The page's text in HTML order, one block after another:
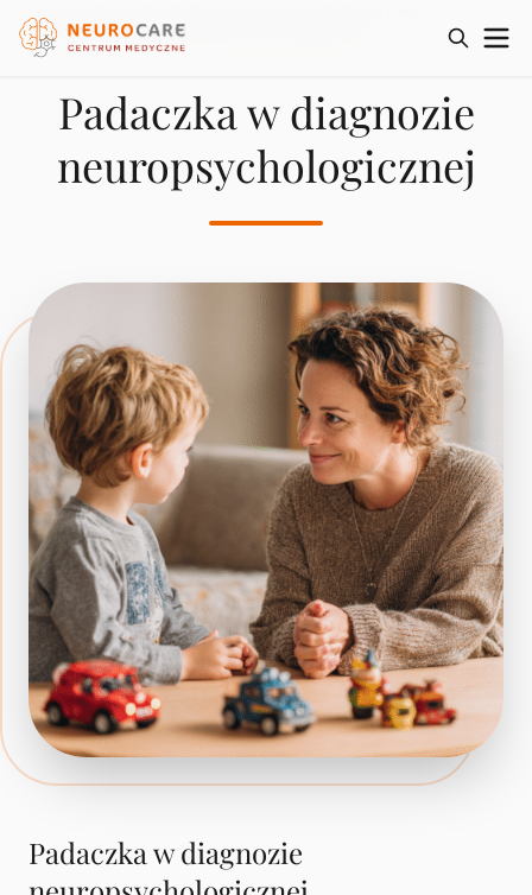
Padaczka w diagnozie neuropsychologicznej
Padaczka w diagnozie
neuropsychologicznej
Padaczka w diagnozie